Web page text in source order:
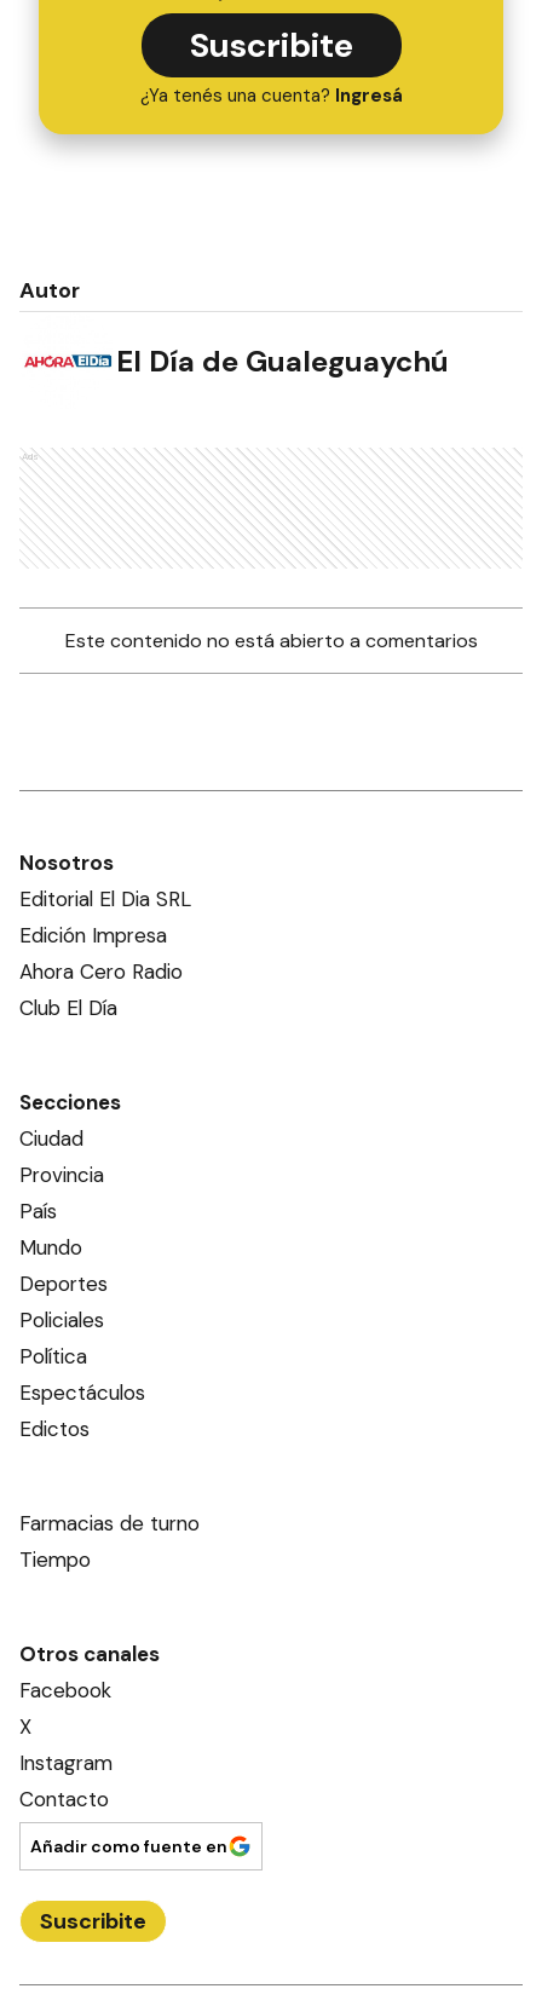
Suscribite
¿Ya tenés una cuenta? Ingresá
Autor
El Día de Gualeguaychú
Ads
Este contenido no está abierto a comentarios
Nosotros
Editorial El Dia SRL
Edición Impresa
Ahora Cero Radio
Club El Día
Secciones
Ciudad
Provincia
País
Mundo
Deportes
Policiales
Política
Espectáculos
Edictos
Farmacias de turno
Tiempo
Otros canales
Facebook
X
Instagram
Contacto
Añadir como fuente en
Suscribite